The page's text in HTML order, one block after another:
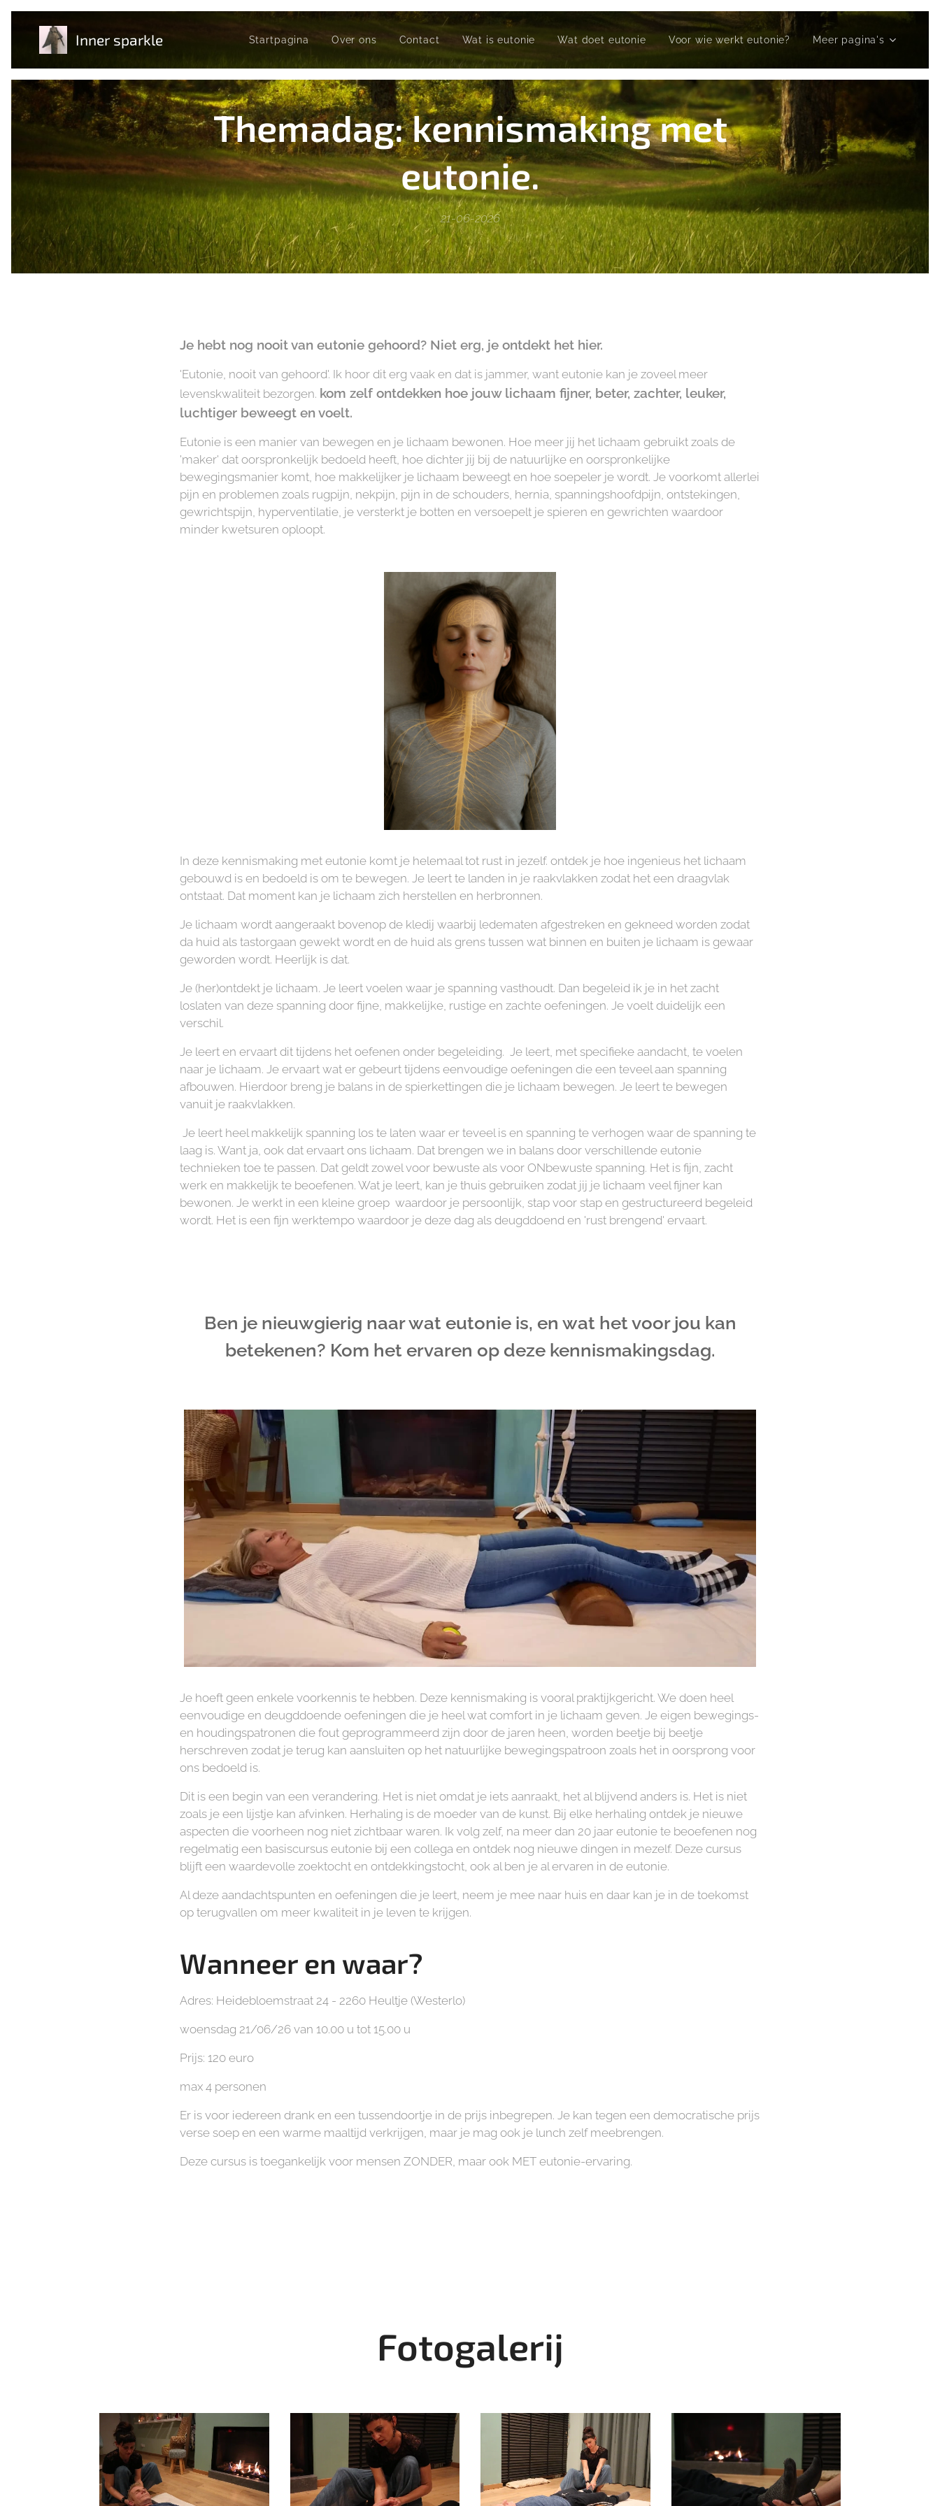
Inner sparkle Startpagina Over ons Contact Wat is eutonie Wat doet eutonie Voor wie werkt eutonie? Meer pagina's
Themadag: kennismaking met
eutonie.
21-06-2026
Je hebt nog nooit van eutonie gehoord? Niet erg, je ontdekt het hier.
'Eutonie, nooit van gehoord'. Ik hoor dit erg vaak en dat is jammer, want eutonie kan je zoveel meer
levenskwaliteit bezorgen. kom zelf ontdekken hoe jouw lichaam fijner, beter, zachter, leuker,
luchtiger beweegt en voelt.
Eutonie is een manier van bewegen en je lichaam bewonen. Hoe meer jij het lichaam gebruikt zoals de
'maker' dat oorspronkelijk bedoeld heeft, hoe dichter jij bij de natuurlijke en oorspronkelijke
bewegingsmanier komt, hoe makkelijker je lichaam beweegt en hoe soepeler je wordt. Je voorkomt allerlei
pijn en problemen zoals rugpijn, nekpijn, pijn in de schouders, hernia, spanningshoofdpijn, ontstekingen,
gewrichtspijn, hyperventilatie, je versterkt je botten en versoepelt je spieren en gewrichten waardoor
minder kwetsuren oploopt.
In deze kennismaking met eutonie komt je helemaal tot rust in jezelf. ontdek je hoe ingenieus het lichaam
gebouwd is en bedoeld is om te bewegen. Je leert te landen in je raakvlakken zodat het een draagvlak
ontstaat. Dat moment kan je lichaam zich herstellen en herbronnen.
Je lichaam wordt aangeraakt bovenop de kledij waarbij ledematen afgestreken en gekneed worden zodat
da huid als tastorgaan gewekt wordt en de huid als grens tussen wat binnen en buiten je lichaam is gewaar
geworden wordt. Heerlijk is dat.
Je (her)ontdekt je lichaam. Je leert voelen waar je spanning vasthoudt. Dan begeleid ik je in het zacht
loslaten van deze spanning door fijne, makkelijke, rustige en zachte oefeningen. Je voelt duidelijk een
verschil.
Je leert en ervaart dit tijdens het oefenen onder begeleiding. Je leert, met specifieke aandacht, te voelen
naar je lichaam. Je ervaart wat er gebeurt tijdens eenvoudige oefeningen die een teveel aan spanning
afbouwen. Hierdoor breng je balans in de spierkettingen die je lichaam bewegen. Je leert te bewegen
vanuit je raakvlakken.
Je leert heel makkelijk spanning los te laten waar er teveel is en spanning te verhogen waar de spanning te
laag is. Want ja, ook dat ervaart ons lichaam. Dat brengen we in balans door verschillende eutonie
technieken toe te passen. Dat geldt zowel voor bewuste als voor ONbewuste spanning. Het is fijn, zacht
werk en makkelijk te beoefenen. Wat je leert, kan je thuis gebruiken zodat jij je lichaam veel fijner kan
bewonen. Je werkt in een kleine groep waardoor je persoonlijk, stap voor stap en gestructureerd begeleid
wordt. Het is een fijn werktempo waardoor je deze dag als deugddoend en 'rust brengend' ervaart.
Ben je nieuwgierig naar wat eutonie is, en wat het voor jou kan
betekenen? Kom het ervaren op deze kennismakingsdag.
Je hoeft geen enkele voorkennis te hebben. Deze kennismaking is vooral praktijkgericht. We doen heel
eenvoudige en deugddoende oefeningen die je heel wat comfort in je lichaam geven. Je eigen bewegings-
en houdingspatronen die fout geprogrammeerd zijn door de jaren heen, worden beetje bij beetje
herschreven zodat je terug kan aansluiten op het natuurlijke bewegingspatroon zoals het in oorsprong voor
ons bedoeld is.
Dit is een begin van een verandering. Het is niet omdat je iets aanraakt, het al blijvend anders is. Het is niet
zoals je een lijstje kan afvinken. Herhaling is de moeder van de kunst. Bij elke herhaling ontdek je nieuwe
aspecten die voorheen nog niet zichtbaar waren. Ik volg zelf, na meer dan 20 jaar eutonie te beoefenen nog
regelmatig een basiscursus eutonie bij een collega en ontdek nog nieuwe dingen in mezelf. Deze cursus
blijft een waardevolle zoektocht en ontdekkingstocht, ook al ben je al ervaren in de eutonie.
Al deze aandachtspunten en oefeningen die je leert, neem je mee naar huis en daar kan je in de toekomst
op terugvallen om meer kwaliteit in je leven te krijgen.
Wanneer en waar?
Adres: Heidebloemstraat 24 - 2260 Heultje (Westerlo)
woensdag 21/06/26 van 10.00 u tot 15.00 u
Prijs: 120 euro
max 4 personen
Er is voor iedereen drank en een tussendoortje in de prijs inbegrepen. Je kan tegen een democratische prijs
verse soep en een warme maaltijd verkrijgen, maar je mag ook je lunch zelf meebrengen.
Deze cursus is toegankelijk voor mensen ZONDER, maar ook MET eutonie-ervaring.
Fotogalerij